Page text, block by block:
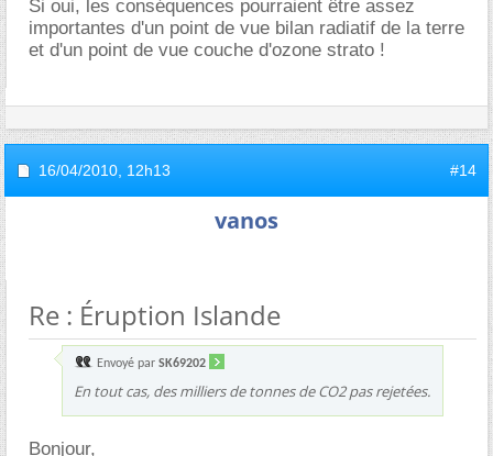
Si oui, les conséquences pourraient être assez
importantes d'un point de vue bilan radiatif de la terre
et d'un point de vue couche d'ozone strato !
16/04/2010, 12h13 #14
vanos
Re : Éruption Islande
Envoyé par SK69202
En tout cas, des milliers de tonnes de CO2 pas rejetées.
Bonjour,